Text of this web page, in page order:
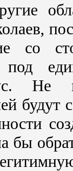
со
под
Не
будут
бы